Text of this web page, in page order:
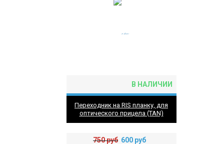
В НАЛИЧИИ
Переходник на RIS планку, для
оптического прицела (TAN)
750руб 600 руб